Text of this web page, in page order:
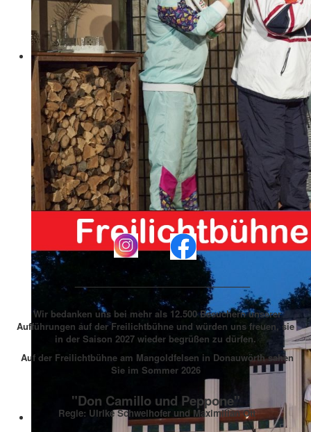
____________________________
Wir bedanken uns bei mehr als 12.500 Besuchern unserer
Aufführungen auf der Freilichtbühne und würden uns freuen, sie
in der Saison 2027 wieder begrüßen zu dürfen.
Auf der Freilichtbühne am Mangoldfelsen in Donauwörth sahen
Sie im Sommer 2026
"Don Camillo und Peppone"
Regie: Ulrike Schweihofer und Maximilian Ott